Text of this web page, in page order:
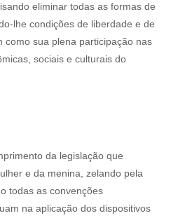
eliminar todas as formas de
lhe condições de liberdade e de
como sua plena participação nas
sociais e culturais do
da legislação que
e da menina, zelando pela
todas as convenções
na aplicação dos dispositivos